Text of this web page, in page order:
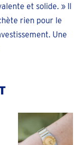
et solide. » Il
rien pour le
Une